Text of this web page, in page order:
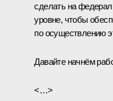
сделать на
уровне, чтобы
по осуществлению
Давайте начнём
<…>